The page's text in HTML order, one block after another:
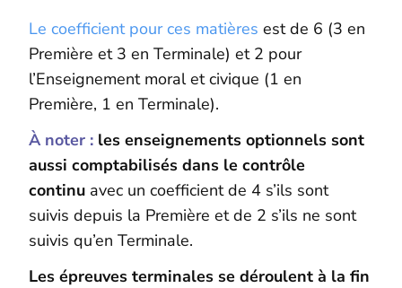
Le coefficient pour ces matières est de 6 (3 en
Première et 3 en Terminale) et 2 pour
l’Enseignement moral et civique (1 en
Première, 1 en Terminale).
À noter : les enseignements optionnels sont
aussi comptabilisés dans le contrôle
continu avec un coefficient de 4 s’ils sont
suivis depuis la Première et de 2 s’ils ne sont
suivis qu’en Terminale.
Les épreuves terminales se déroulent à la fin